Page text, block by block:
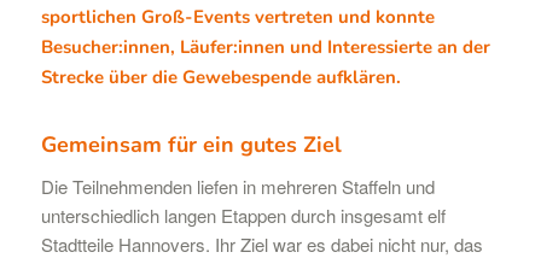
sportlichen Groß-Events vertreten und konnte
Besucher:innen, Läufer:innen und Interessierte an der
Strecke über die Gewebespende aufklären.
Gemeinsam für ein gutes Ziel
Die Teilnehmenden liefen in mehreren Staffeln und
unterschiedlich langen Etappen durch insgesamt elf
Stadtteile Hannovers. Ihr Ziel war es dabei nicht nur, das